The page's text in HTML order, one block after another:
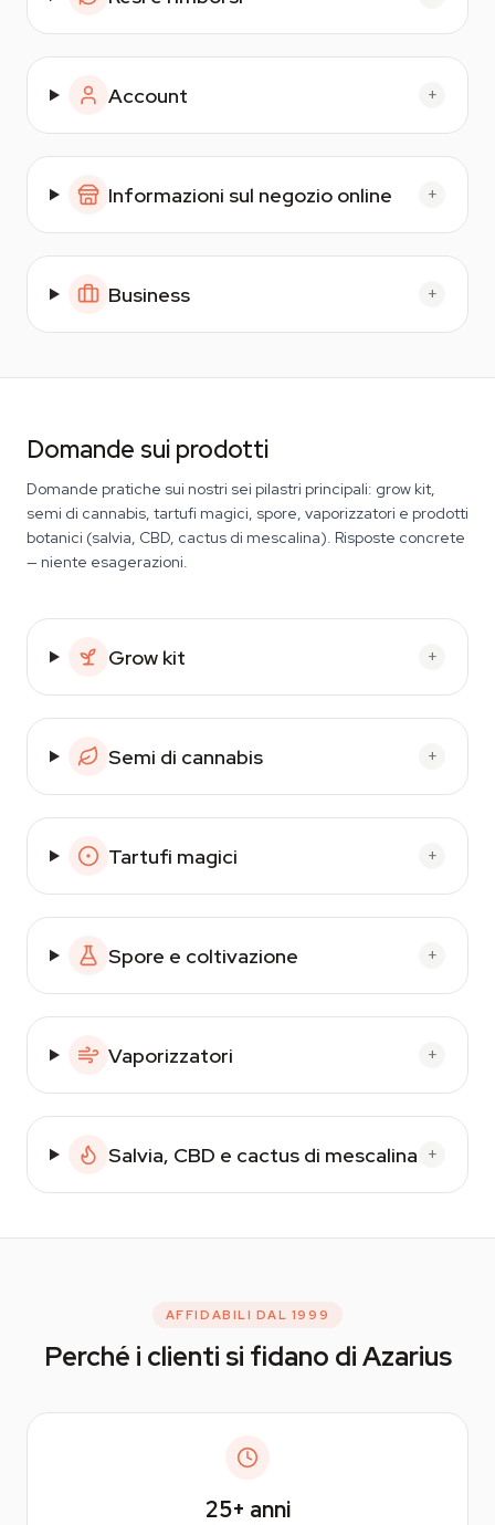
Account +
Informazioni sul negozio online +
Business +
Domande sui prodotti
Domande pratiche sui nostri sei pilastri principali: grow kit,
semi di cannabis, tartufi magici, spore, vaporizzatori e prodotti
botanici (salvia, CBD, cactus di mescalina). Risposte concrete
— niente esagerazioni.
Grow kit +
Semi di cannabis +
Tartufi magici +
Spore e coltivazione +
Vaporizzatori +
Salvia, CBD e cactus di mescalina +
AFFIDABILI DAL 1999
Perché i clienti si fidano di Azarius
25+ anni